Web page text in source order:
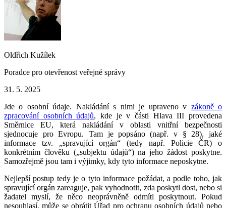
Oldřich Kužílek
Poradce pro otevřenost veřejné správy
31. 5. 2025
Jde o osobní údaje. Nakládání s nimi je upraveno v zákoně o
zpracování osobních údajů, kde je v části Hlava III provedena
Směrnice EU, která nakládání v oblasti vnitřní bezpečnosti
sjednocuje pro Evropu. Tam je popsáno (např. v § 28), jaké
informace tzv. „spravující orgán“ (tedy např. Policie ČR) o
konkrétním člověku („subjektu údajů“) na jeho žádost poskytne.
Samozřejmě jsou tam i výjimky, kdy tyto informace neposkytne.
Nejlepší postup tedy je o tyto informace požádat, a podle toho, jak
spravující orgán zareaguje, pak vyhodnotit, zda poskytl dost, nebo si
žadatel myslí, že něco neoprávněně odmítl poskytnout. Pokud
nesouhlasí, může se obrátit Úřad pro ochranu osobních údajů nebo